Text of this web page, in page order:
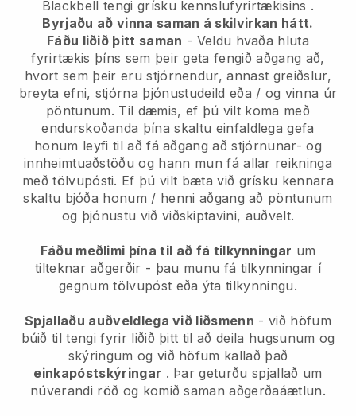
Blackbell tengi grísku kennslufyrirtækisins .
Byrjaðu að vinna saman á skilvirkan hátt.
Fáðu liðið þitt saman - Veldu hvaða hluta
fyrirtækis þíns sem þeir geta fengið aðgang að,
hvort sem þeir eru stjórnendur, annast greiðslur,
breyta efni, stjórna þjónustudeild eða / og vinna úr
pöntunum. Til dæmis, ef þú vilt koma með
endurskoðanda þína skaltu einfaldlega gefa
honum leyfi til að fá aðgang að stjórnunar- og
innheimtuaðstöðu og hann mun fá allar reikninga
með tölvupósti. Ef þú vilt bæta við grísku kennara
skaltu bjóða honum / henni aðgang að pöntunum
og þjónustu við viðskiptavini, auðvelt.
Fáðu meðlimi þína til að fá tilkynningar um
tilteknar aðgerðir - þau munu fá tilkynningar í
gegnum tölvupóst eða ýta tilkynningu.
Spjallaðu auðveldlega við liðsmenn - við höfum
búið til tengi fyrir liðið þitt til að deila hugsunum og
skýringum og við höfum kallað það
einkapóstskýringar . Þar geturðu spjallað um
núverandi röð og komið saman aðgerðaáætlun.